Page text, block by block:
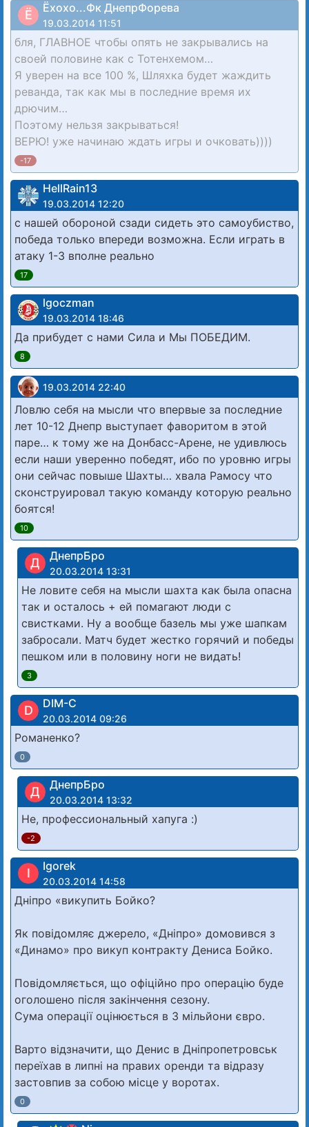
Ё Ёхохо...Фк ДнепрФорева
19.03.2014 11:51
бля, ГЛАВНОЕ чтобы опять не закрывались на
своей половине как с Тотенхемом…
Я уверен на все 100 %, Шляхка будет жаждить
реванда, так как мы в последние время их
дрючим…
Поэтому нельзя закрываться!
ВЕРЮ! уже начинаю ждать игры и очковать))))
-17
HellRain13
19.03.2014 12:20
с нашей обороной сзади сидеть это самоубиство,
победа только впереди возможна. Если играть в
атаку 1-3 вполне реально
17
lgoczman
19.03.2014 18:46
Да прибудет с нами Сила и Мы ПОБЕДИМ.
8
19.03.2014 22:40
Ловлю себя на мысли что впервые за последние
лет 10-12 Днепр выступает фаворитом в этой
паре… к тому же на Донбасс-Арене, не удивлюсь
если наши уверенно победят, ибо по уровню игры
они сейчас повыше Шахты… хвала Рамосу что
сконструировал такую команду которую реально
боятся!
10
Д ДнепрБро
20.03.2014 13:31
Не ловите себя на мысли шахта как была опасна
так и осталось + ей помагают люди с
свистками. Ну а вообще базель мы уже шапкам
забросали. Матч будет жестко горячий и победы
пешком или в половину ноги не видать!
3
D DIM-C
20.03.2014 09:26
Романенко?
0
Д ДнепрБро
20.03.2014 13:32
Не, профессиональный хапуга :)
-2
I Igorek
20.03.2014 14:58
Дніпро «викупить Бойко?
Як повідомляє джерело, «Дніпро» домовився з
«Динамо» про викуп контракту Дениса Бойко.
Повідомляється, що офіційно про операцію буде
оголошено після закінчення сезону.
Сума операції оцінюється в 3 мільйони євро.
Варто відзначити, що Денис в Дніпропетровськ
переїхав в липні на правих оренди та відразу
застовпив за собою місце у воротах.
0